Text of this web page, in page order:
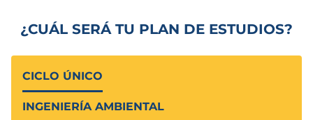
¿CUÁL SERÁ TU PLAN DE ESTUDIOS?
CICLO ÚNICO
INGENIERÍA AMBIENTAL